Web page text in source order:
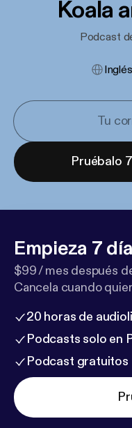
Koala
Podcast
Inglés
Pruébalo
Empieza 7
$99 / mes después
Cancela cuando
20 horas de
Podcasts solo en
Podcast gratuitos